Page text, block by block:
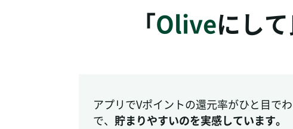
「Oliveにして
アプリでVポイントの還元率がひと目で
で、 貯まりやすいのを実感しています。